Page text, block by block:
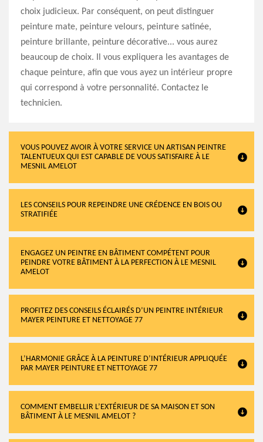
choix judicieux. Par conséquent, on peut distinguer
peinture mate, peinture velours, peinture satinée,
peinture brillante, peinture décorative... vous aurez
beaucoup de choix. Il vous expliquera les avantages de
chaque peinture, afin que vous ayez un intérieur propre
qui correspond à votre personnalité. Contactez le
technicien.
VOUS POUVEZ AVOIR À VOTRE SERVICE UN ARTISAN PEINTRE
TALENTUEUX QUI EST CAPABLE DE VOUS SATISFAIRE À LE
MESNIL AMELOT
LES CONSEILS POUR REPEINDRE UNE CRÉDENCE EN BOIS OU
STRATIFIÉE
ENGAGEZ UN PEINTRE EN BÂTIMENT COMPÉTENT POUR
PEINDRE VOTRE BÂTIMENT À LA PERFECTION À LE MESNIL
AMELOT
PROFITEZ DES CONSEILS ÉCLAIRÉS D’UN PEINTRE INTÉRIEUR
MAYER PEINTURE ET NETTOYAGE 77
L’HARMONIE GRÂCE À LA PEINTURE D’INTÉRIEUR APPLIQUÉE
PAR MAYER PEINTURE ET NETTOYAGE 77
COMMENT EMBELLIR L’EXTÉRIEUR DE SA MAISON ET SON
BÂTIMENT À LE MESNIL AMELOT ?